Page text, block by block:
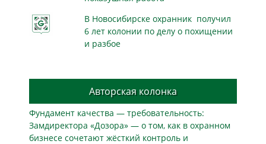
В Новосибирске охранник получил
6 лет колонии по делу о похищении
и разбое
Авторская колонка
Фундамент качества — требовательность:
Замдиректора «Дозора» — о том, как в охранном
бизнесe сочетают жёсткий контроль и